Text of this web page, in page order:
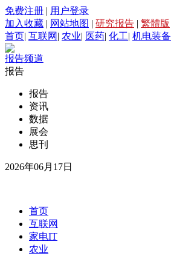
免费注册 | 用户登录
加入收藏 | 网站地图 | 研究报告 | 繁體版
首页| 互联网 | 农业| 医药| 化工| 机电装备
报告频道
报告
报告
资讯
数据
展会
思刊
2026年06月17日
首页
互联网
家电IT
农业